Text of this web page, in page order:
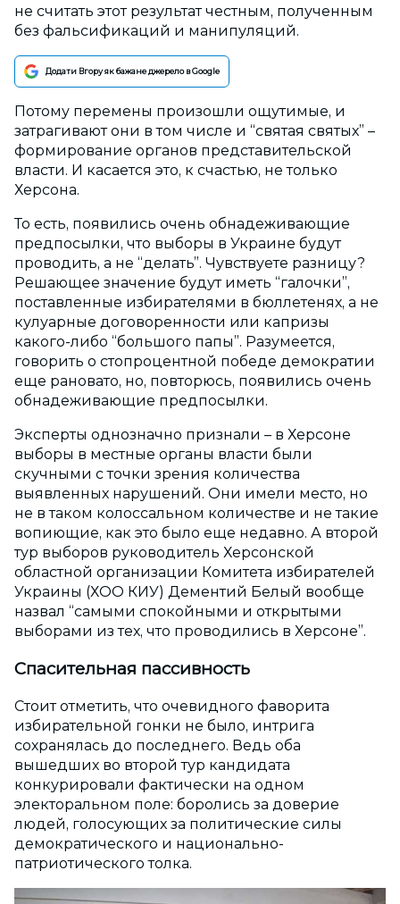
не считать этот результат честным, полученным
без фальсификаций и манипуляций.
Додати Вгору як бажане джерело в Google
Потому перемены произошли ощутимые, и
затрагивают они в том числе и “святая святых” –
формирование органов представительской
власти. И касается это, к счастью, не только
Херсона.
То есть, появились очень обнадеживающие
предпосылки, что выборы в Украине будут
проводить, а не “делать”. Чувствуете разницу?
Решающее значение будут иметь “галочки”,
поставленные избирателями в бюллетенях, а не
кулуарные договоренности или капризы
какого-либо “большого папы”. Разумеется,
говорить о стопроцентной победе демократии
еще рановато, но, повторюсь, появились очень
обнадеживающие предпосылки.
Эксперты однозначно признали – в Херсоне
выборы в местные органы власти были
скучными с точки зрения количества
выявленных нарушений. Они имели место, но
не в таком колоссальном количестве и не такие
вопиющие, как это было еще недавно. А второй
тур выборов руководитель Херсонской
областной организации Комитета избирателей
Украины (ХОО КИУ) Дементий Белый вообще
назвал “самыми спокойными и открытыми
выборами из тех, что проводились в Херсоне”.
Спасительная пассивность
Стоит отметить, что очевидного фаворита
избирательной гонки не было, интрига
сохранялась до последнего. Ведь оба
вышедших во второй тур кандидата
конкурировали фактически на одном
электоральном поле: боролись за доверие
людей, голосующих за политические силы
демократического и национально-
патриотического толка.